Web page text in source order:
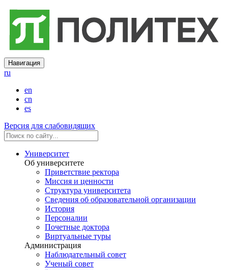
Навигация
ru
en
cn
es
Версия для слабовидящих
Университет
Об университете
Приветствие ректора
Миссия и ценности
Структура университета
Сведения об образовательной организации
История
Персоналии
Почетные доктора
Виртуальные туры
Администрация
Наблюдательный совет
Ученый совет